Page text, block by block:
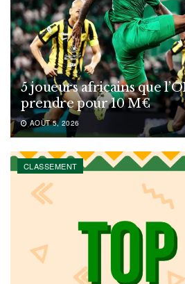
5 joueurs africains que
prendre pour 10 M€
AOÛT 5, 2026
CLASSEMENT